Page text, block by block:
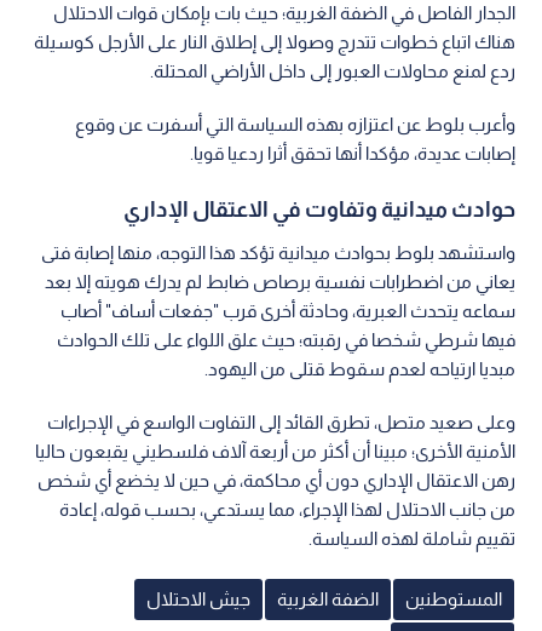
الجدار الفاصل في الضفة الغربية؛ حيث بات بإمكان قوات الاحتلال
هناك اتباع خطوات تتدرج وصولا إلى إطلاق النار على الأرجل كوسيلة
ردع لمنع محاولات العبور إلى داخل الأراضي المحتلة.
وأعرب بلوط عن اعتزازه بهذه السياسة التي أسفرت عن وقوع
إصابات عديدة، مؤكدا أنها تحقق أثرا ردعيا قويا.
حوادث ميدانية وتفاوت في الاعتقال الإداري
واستشهد بلوط بحوادث ميدانية تؤكد هذا التوجه، منها إصابة فتى
يعاني من اضطرابات نفسية برصاص ضابط لم يدرك هويته إلا بعد
سماعه يتحدث العبرية، وحادثة أخرى قرب "جفعات أساف" أصاب
فيها شرطي شخصا في رقبته؛ حيث علق اللواء على تلك الحوادث
مبديا ارتياحه لعدم سقوط قتلى من اليهود.
وعلى صعيد متصل، تطرق القائد إلى التفاوت الواسع في الإجراءات
الأمنية الأخرى؛ مبينا أن أكثر من أربعة آلاف فلسطيني يقبعون حاليا
رهن الاعتقال الإداري دون أي محاكمة، في حين لا يخضع أي شخص
من جانب الاحتلال لهذا الإجراء، مما يستدعي، بحسب قوله، إعادة
تقييم شاملة لهذه السياسة.
المستوطنين الضفة الغربية جيش الاحتلال